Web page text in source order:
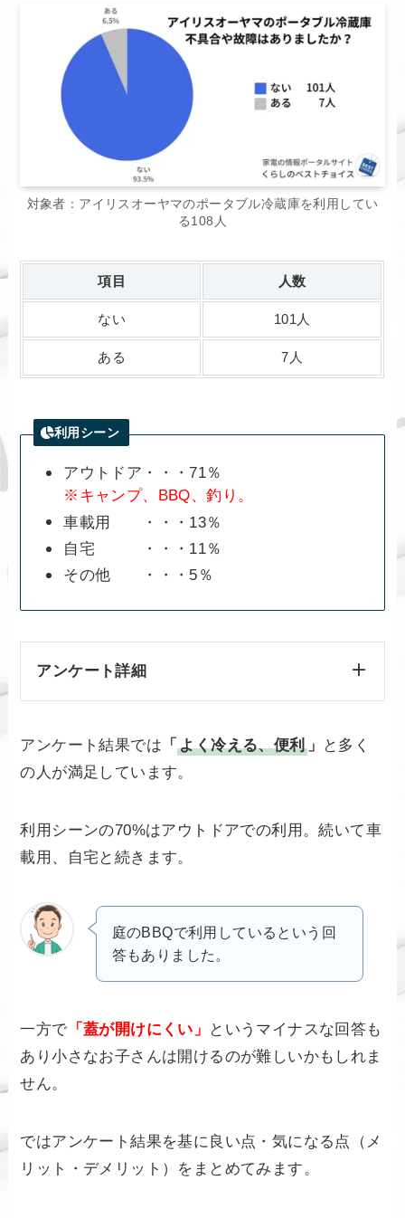
対象者：アイリスオーヤマのポータブル冷蔵庫を利用してい
る108人
項目 人数
ない 101人
ある 7人
利用シーン
アウトドア・・・71％
※キャンプ、BBQ、釣り。
車載用 ・・・13％
自宅 ・・・11％
その他 ・・・5％
アンケート詳細
アンケート結果では 「よく冷える、便利」
と多く
の人が満足しています。
利用シーンの70%はアウトドアでの利用。続いて車
載用、自宅と続きます。
庭のBBQで利用しているという回
答もありました。
一方で 「蓋が開けにくい」
というマイナスな回答も
あり小さなお子さんは開けるのが難しいかもしれま
せん。
ではアンケート結果を基に良い点・気になる点（メ
リット・デメリット）をまとめてみます。